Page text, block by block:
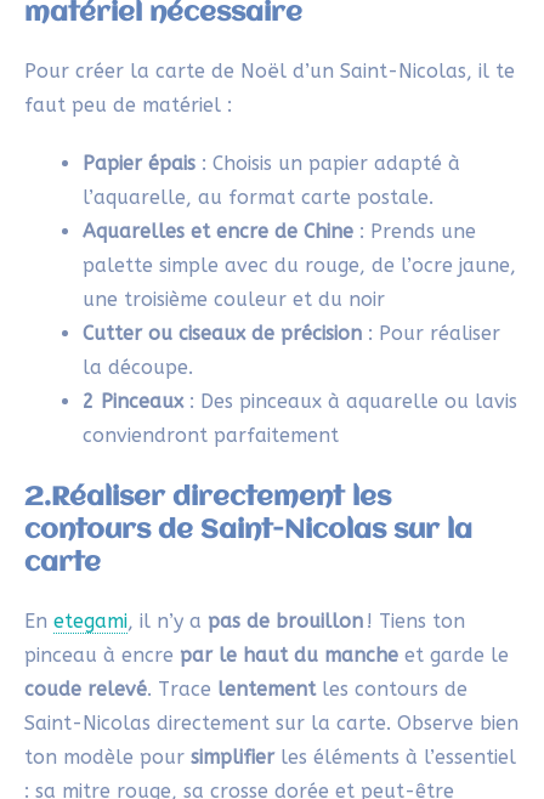
ton modèle poursimplifierles éléments à l’essentiel
quelques cadeaux ou jouets.Joue avec l’épaisseur
des traits en appuyant plus ou moins sur le pinceau.
Astuces :
Si tu débutes, faisquelques essais de lignes
sur un papier brouillon pour apprivoiser ton
pinceau.
Reste vigilant(e) quant àla posture: dos
droit, bras en l’air, pinceau à la verticale.
Ne repasse jamais sur une ligne tracée, même
si elle te semble maladroite : l’
vulnérabilité qui rend ces cartes si
touchantes !
Laisse de l’espace pour ton message, une
l’image.